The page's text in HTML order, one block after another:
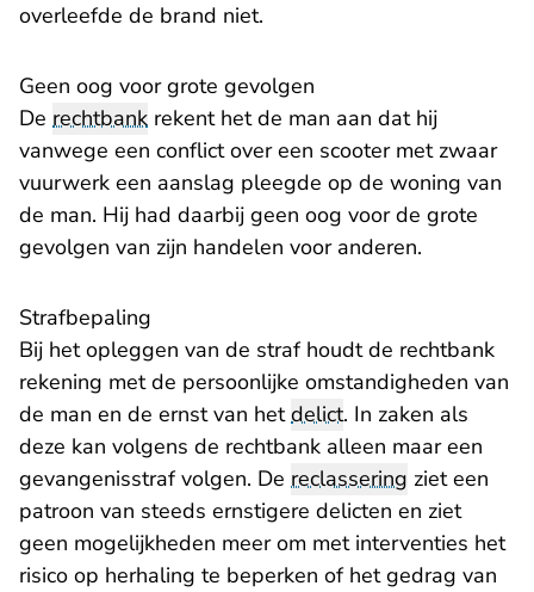
overleefde de brand niet.
Geen oog voor grote gevolgen
De rechtbank rekent het de man aan dat hij
vanwege een conflict over een scooter met zwaar
vuurwerk een aanslag pleegde op de woning van
de man. Hij had daarbij geen oog voor de grote
gevolgen van zijn handelen voor anderen.
Strafbepaling
Bij het opleggen van de straf houdt de rechtbank
rekening met de persoonlijke omstandigheden van
de man en de ernst van hetdelict. In zaken als
deze kan volgens de rechtbank alleen maar een
gevangenisstraf volgen. De reclassering ziet een
patroon van steeds ernstigere delicten en ziet
geen mogelijkheden meer om met interventies het
risico op herhaling te beperken of het gedrag van